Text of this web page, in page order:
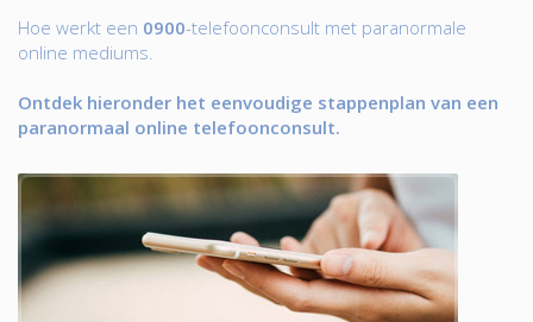
Hoe werkt een 0900-telefoonconsult met paranormale
online mediums.
Ontdek hieronder het eenvoudige stappenplan van een
paranormaal online telefoonconsult.